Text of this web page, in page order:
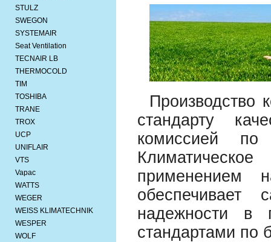
STULZ
SWEGON
SYSTEMAIR
Seat Ventilation
TECNAIR LB
THERMOCOLD
TIM
TOSHIBA
TRANE
TROX
UCP
UNIFLAIR
VTS
Vapac
WATTS
WEGER
WEISS KLIMATECHNIK
WESPER
WOLF
Производство
стандарту
комиссией
применением
надежности в
стандартами по